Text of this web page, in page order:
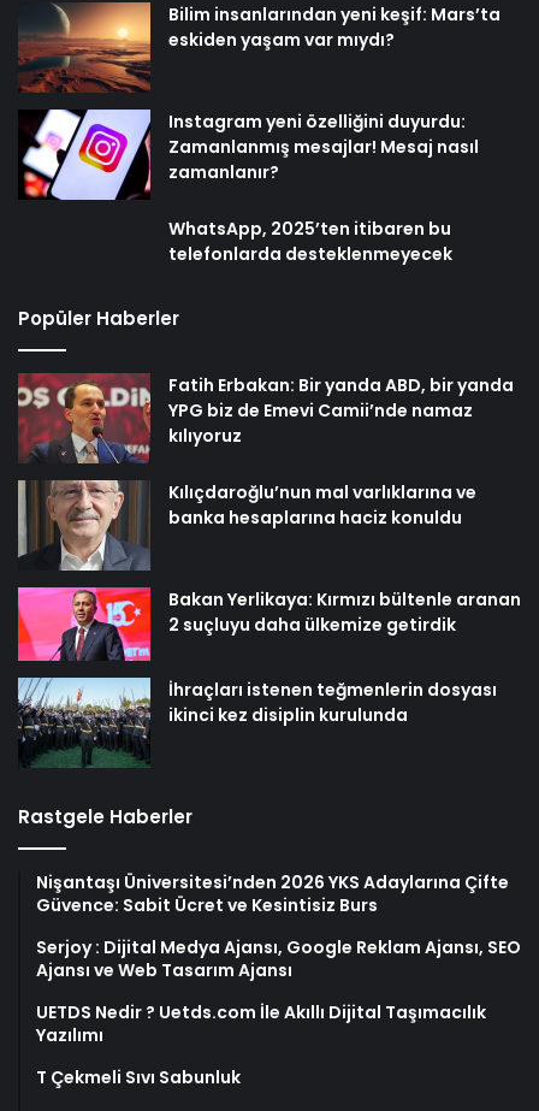
Bilim insanlarından yeni keşif: Mars’ta
eskiden yaşam var mıydı?
Instagram yeni özelliğini duyurdu:
Zamanlanmış mesajlar! Mesaj nasıl
zamanlanır?
WhatsApp, 2025’ten itibaren bu
telefonlarda desteklenmeyecek
Popüler Haberler
Fatih Erbakan: Bir yanda ABD, bir yanda
YPG biz de Emevi Camii’nde namaz
kılıyoruz
Kılıçdaroğlu’nun mal varlıklarına ve
banka hesaplarına haciz konuldu
Bakan Yerlikaya: Kırmızı bültenle aranan
2 suçluyu daha ülkemize getirdik
İhraçları istenen teğmenlerin dosyası
ikinci kez disiplin kurulunda
Rastgele Haberler
Nişantaşı Üniversitesi’nden 2026 YKS Adaylarına Çifte
Güvence: Sabit Ücret ve Kesintisiz Burs
Serjoy : Dijital Medya Ajansı, Google Reklam Ajansı, SEO
Ajansı ve Web Tasarım Ajansı
UETDS Nedir ? Uetds.com İle Akıllı Dijital Taşımacılık
Yazılımı
T Çekmeli Sıvı Sabunluk